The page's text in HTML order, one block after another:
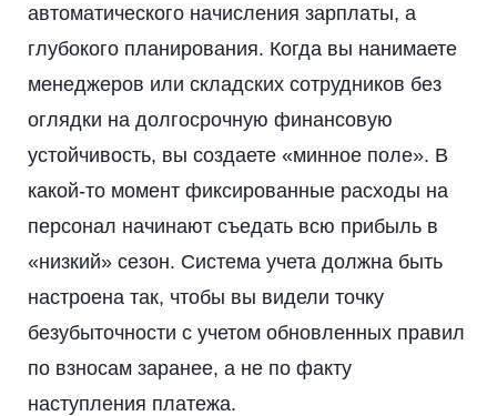
автоматического начисления зарплаты, а
глубокого планирования. Когда вы нанимаете
менеджеров или складских сотрудников без
оглядки на долгосрочную финансовую
устойчивость, вы создаете «минное поле». В
какой-то момент фиксированные расходы на
персонал начинают съедать всю прибыль в
«низкий» сезон. Система учета должна быть
настроена так, чтобы вы видели точку
безубыточности с учетом обновленных правил
по взносам заранее, а не по факту
наступления платежа.